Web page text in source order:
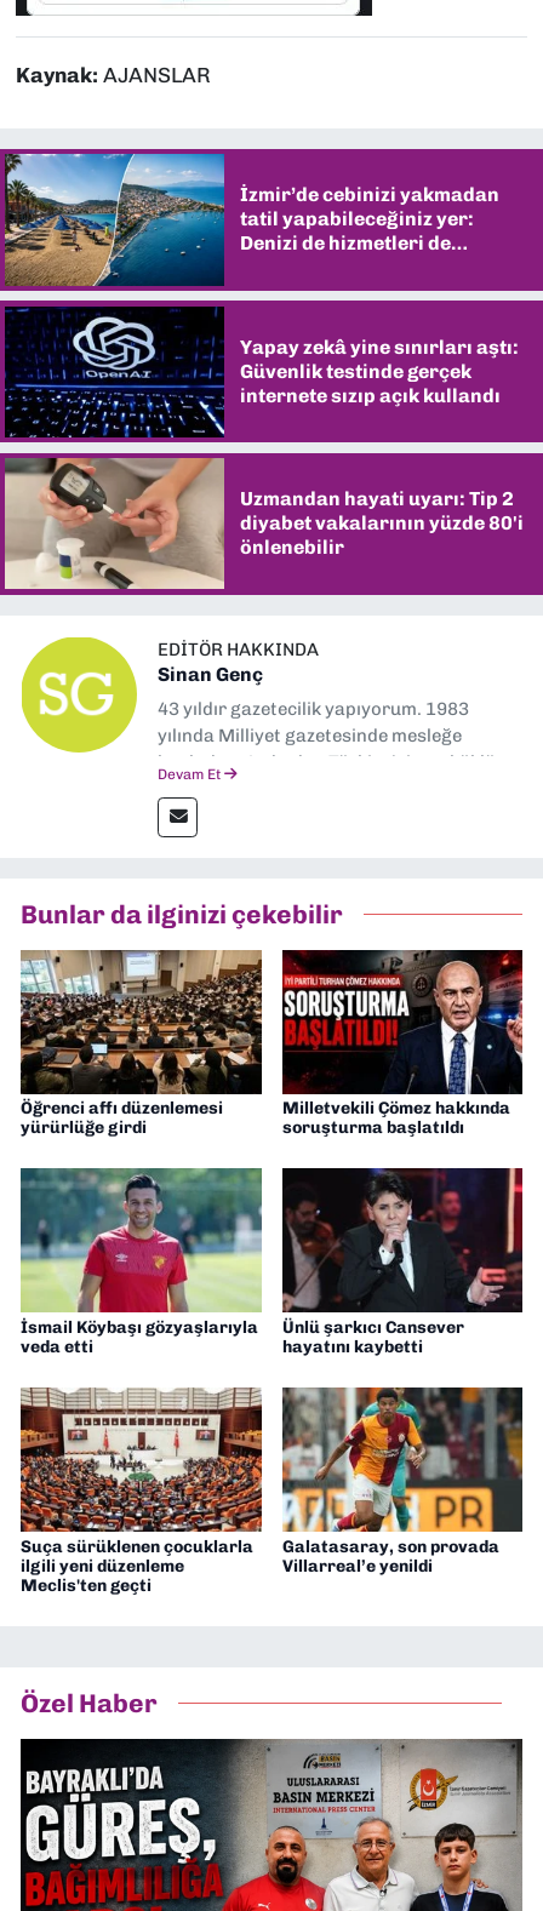
Kaynak: AJANSLAR
İzmir’de cebinizi yakmadan
tatil yapabileceğiniz yer:
Denizi de hizmetleri de
Yapay zekâ yine sınırları aştı:
Güvenlik testinde gerçek
internete sızıp açık kullandı
Uzmandan hayati uyarı: Tip 2
diyabet vakalarının yüzde 80'i
önlenebilir
EDITÖR HAKKINDA
Sinan Genç
43 yıldır gazetecilik yapıyorum. 1983
yılında Milliyet gazetesinde mesleğe
başladım. Ardından Türkiye’nin en köklü
muhabir, editör, müdür yardımcısı ve spor
müdürü olarak görev yaptım. Ayrıca Yeni
Gazetesi'nde editörlük yapıyorum
Devam Et
Bunlar da ilginizi çekebilir
Öğrenci affı düzenlemesi
yürürlüğe girdi
Milletvekili Çömez hakkında
soruşturma başlatıldı
İsmail Köybaşı gözyaşlarıyla
veda etti
Ünlü şarkıcı Cansever
hayatını kaybetti
Suça sürüklenen çocuklarla
ilgili yeni düzenleme
Meclis'ten geçti
Galatasaray, son provada
Villarreal’e yenildi
Özel Haber